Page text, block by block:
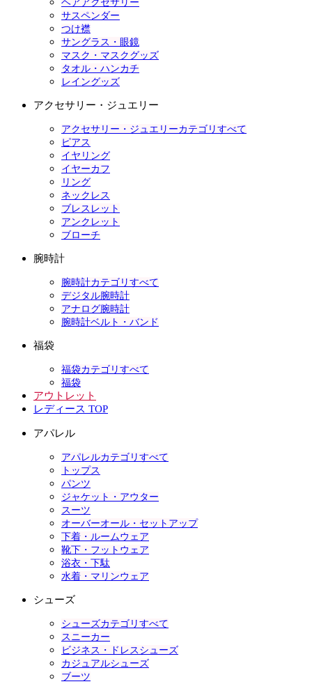
ヘアアクセサリー
サスペンダー
つけ襟
サングラス・眼鏡
マスク・マスクグッズ
タオル・ハンカチ
レイングッズ
アクセサリー・ジュエリー
アクセサリー・ジュエリーカテゴリすべて
ピアス
イヤリング
イヤーカフ
リング
ネックレス
ブレスレット
アンクレット
ブローチ
腕時計
腕時計カテゴリすべて
デジタル腕時計
アナログ腕時計
腕時計ベルト・バンド
福袋
福袋カテゴリすべて
福袋
アウトレット
レディース TOP
アパレル
アパレルカテゴリすべて
トップス
パンツ
ジャケット・アウター
スーツ
オーバーオール・セットアップ
下着・ルームウェア
靴下・フットウェア
浴衣・下駄
水着・マリンウェア
シューズ
シューズカテゴリすべて
スニーカー
ビジネス・ドレスシューズ
カジュアルシューズ
ブーツ